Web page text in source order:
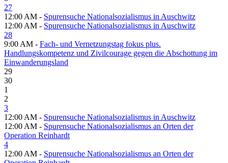
27
12:00 AM - Spurensuche Nationalsozialismus in Auschwitz
12:00 AM - Spurensuche Nationalsozialismus in Auschwitz
28
9:00 AM - Fach- und Vernetzungstag fokus plus.
Handlungskompetenz und Zivilcourage gegen die Abschottung im
Einwanderungsland
29
30
1
2
3
12:00 AM - Spurensuche Nationalsozialismus in Auschwitz
12:00 AM - Spurensuche Nationalsozialismus an Orten der
Operation Reinhardt
4
12:00 AM - Spurensuche Nationalsozialismus an Orten der